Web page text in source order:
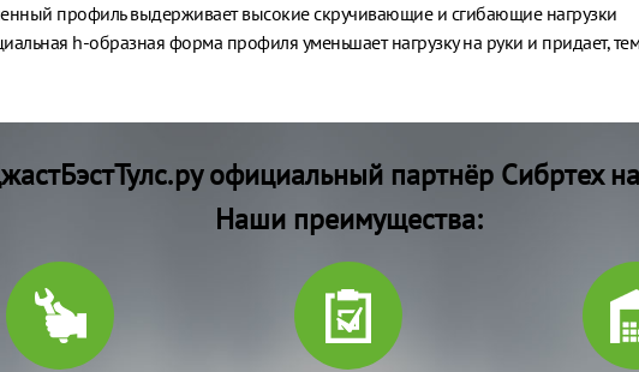
профиль выдерживает высокие скручивающие и сгибающие нагрузки
h-образная форма профиля уменьшает нагрузку на руки и придает,
официальный партнёр Сибртех
Наши преимущества: